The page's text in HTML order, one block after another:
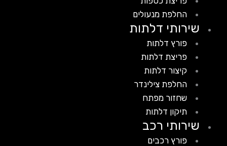
החלפת מנעולים
שירותי דלתות
פורץ דלתות
פריצת דלתות
קיצור דלתות
החלפת צילינדר
שחזור מפתח
תיקון דלתות
שירותי רכב
פורץ רכבים